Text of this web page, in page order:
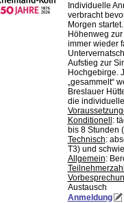
Individuelle
verbracht
Morgen
Höhenweg
immer wieder
Aufstieg zur
Hochgebirge.
„gesammelt“
Breslauer
die
Konditionell :
bis 8 Stunden
Technisch:
T3) und
Allgemein:
Austausch
Anmeldung